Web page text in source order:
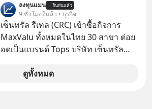
ป๊าผมเห็นโปสเตอร์หนังเรื่องนี้หลาย
เดือนก่อนและอยากดูมาก ด้วยเพราะว่า
อากงก็มาจากเมืองจีน ป๊าก็พูดแต้จิ๋วได้
มีเรื่องราวมีความผูกพันที่ได้ยินตั้งแต่
ลงทุนแมน ยืนยันแล้ว
9 ชั่วโมงที่แล้ว • ธุรกิจ
เซ็นทรัล รีเทล (CRC) เข้าซื้อกิจการ
MaxValu ทั้งหมดในไทย 30 สาขา ต่อย
อดเป็นแบรนด์ Tops บริษัท เซ็นทรัล
CRC แจ้งตลาดหลักทรัพย์ฯ ว่า บริษัท
ดูทั้งหมด